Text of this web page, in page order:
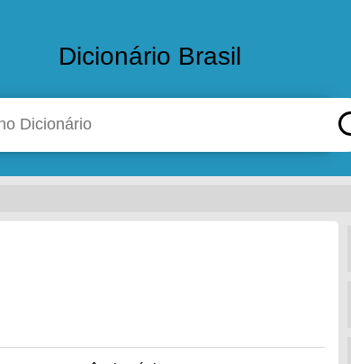
Dicionário Brasil